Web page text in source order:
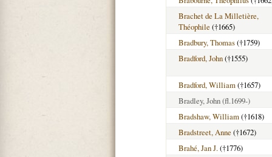
Brachet de La Milletière,
Théophile (†1665)
Bradbury, Thomas(†1759)
Bradford, John(†1555)
Bradford, William(†1657)
Bradley, John(fl.1699-)
Bradshaw, William(†1618)
Bradstreet, Anne (†1672)
Brahé, Jan J.(†1776)